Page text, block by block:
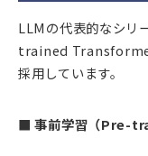
LLMの代表的なシ
trained
採用しています。
■ 事前学習（Pre-